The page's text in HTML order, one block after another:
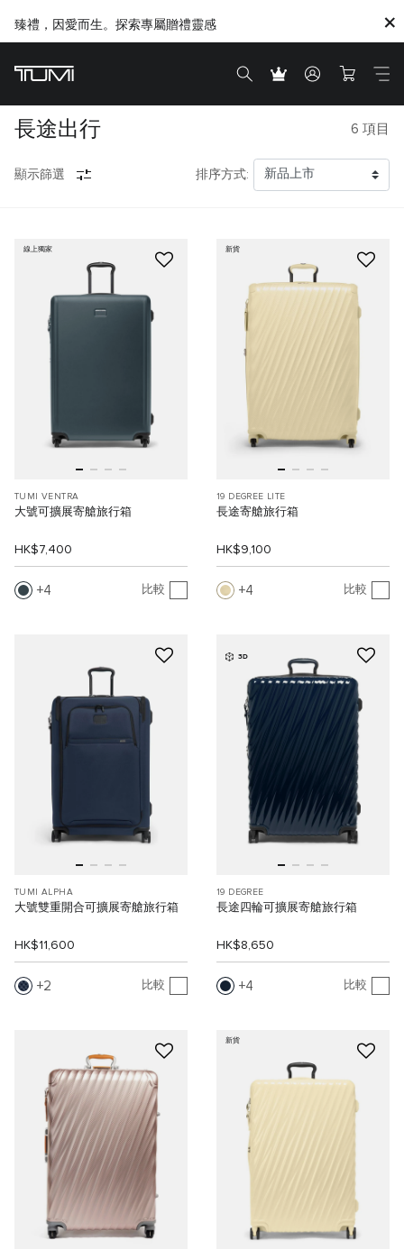
臻禮，因愛而生。探索專屬贈禮靈感
長途出行 6 項目
顯示篩選 排序方式:
線上獨家
TUMI VENTRA
大號可擴展寄艙旅行箱
HK$7,400
4 比較
新貨
19 DEGREE LITE
長途寄艙旅行箱
HK$9,100
4 比較
TUMI ALPHA
大號雙重開合可擴展寄艙旅行箱
HK$11,600
2 比較
3D
19 DEGREE
長途四輪可擴展寄艙旅行箱
HK$8,650
4 比較
新貨